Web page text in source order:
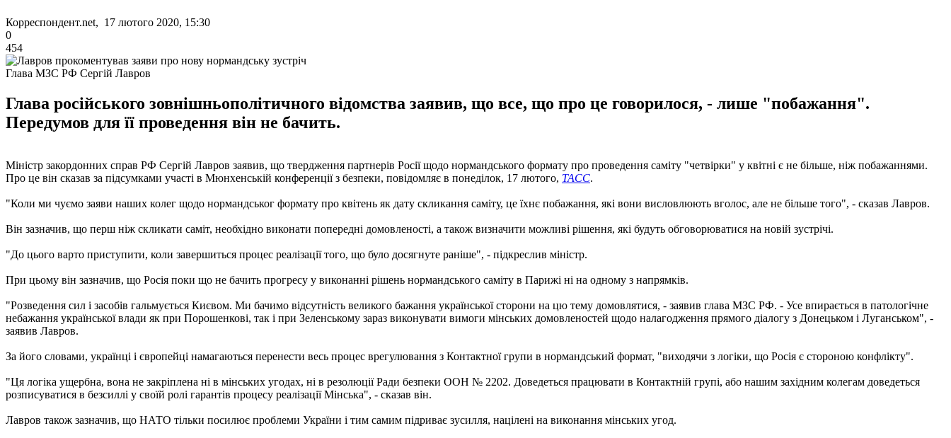
Корреспондент.net, 17 лютого 2020, 15:30
0
454
Глава МЗС РФ Сергій Лавров
Глава російського зовнішньополітичного відомства заявив, що все, що про це говорилося, - лише "побажання".
Передумов для її проведення він не бачить.
Міністр закордонних справ РФ Сергій Лавров заявив, що твердження партнерів Росії щодо нормандського формату про проведення саміту "четвірки" у квітні є не більше, ніж побажаннями.
Про це він сказав за підсумками участі в Мюнхенській конференції з безпеки, повідомляє в понеділок, 17 лютого, ТАСС.
"Коли ми чуємо заяви наших колег щодо нормандськог формату про квітень як дату скликання саміту, це їхнє побажання, які вони висловлюють вголос, але не більше того", - сказав Лавров.
Він зазначив, що перш ніж скликати саміт, необхідно виконати попередні домовленості, а також визначити можливі рішення, які будуть обговорюватися на новій зустрічі.
"До цього варто приступити, коли завершиться процес реалізації того, що було досягнуте раніше", - підкреслив міністр.
При цьому він зазначив, що Росія поки що не бачить прогресу у виконанні рішень нормандського саміту в Парижі ні на одному з напрямків.
"Розведення сил і засобів гальмується Києвом. Ми бачимо відсутність великого бажання української сторони на цю тему домовлятися, - заявив глава МЗС РФ. - Усе впирається в патологічне
небажання української влади як при Порошенкові, так і при Зеленському зараз виконувати вимоги мінських домовленостей щодо налагодження прямого діалогу з Донецьком і Луганськом", -
заявив Лавров.
За його словами, українці і європейці намагаються перенести весь процес врегулювання з Контактної групи в нормандський формат, "виходячи з логіки, що Росія є стороною конфлікту".
"Ця логіка ущербна, вона не закріплена ні в мінських угодах, ні в резолюції Ради безпеки ООН № 2202. Доведеться працювати в Контактній групі, або нашим західним колегам доведеться
розписуватися в безсиллі у своїй ролі гарантів процесу реалізації Мінська", - сказав він.
Лавров також зазначив, що НАТО тільки посилює проблеми України і тим самим підриває зусилля, націлені на виконання мінських угод.